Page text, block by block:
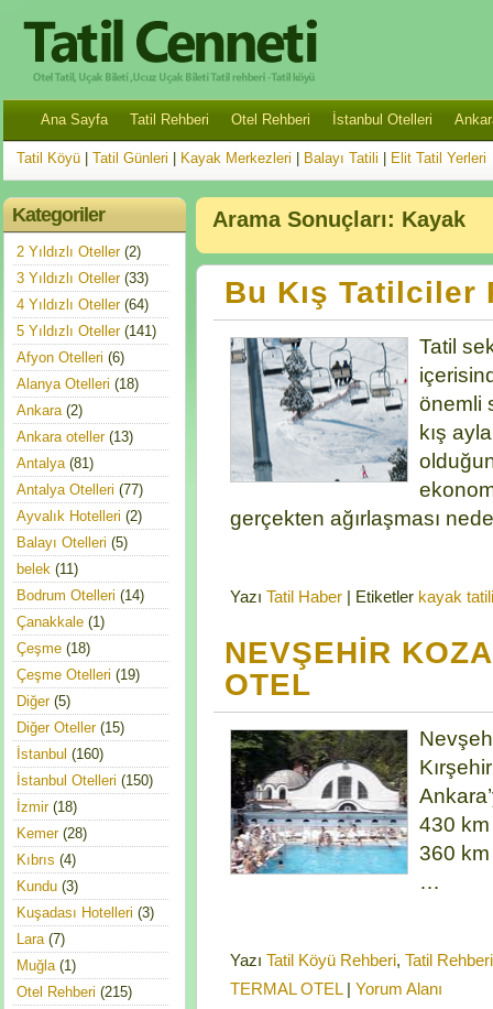
Ana Sayfa Tatil Rehberi Otel Rehberi İstanbul Otelleri
Tatil Köyü Tatil Günleri Kayak Merkezleri Balayı Tatili Elit Tatil Yerleri
Arama Sonuçları: Kayak
Bu Kış
Tatil
önemli
kış
gerçekten ağırlaşması
Yazı Tatil Haber | Etiketler kayak
NEVŞEHİR
OTEL
430
360
…
Yazı Tatil Köyü Rehberi,Tatil Rehberi
TERMAL OTEL | Yorum Alanı
Kategoriler
2 Yıldızlı Oteller(2)
3 Yıldızlı Oteller(33)
4 Yıldızlı Oteller(64)
5 Yıldızlı Oteller(141)
Afyon Otelleri (6)
Alanya Otelleri (18)
Ankara(2)
Ankara oteller(13)
Antalya(81)
Antalya Otelleri (77)
Ayvalık Hotelleri (2)
Balayı Otelleri (5)
belek (11)
Bodrum Otelleri (14)
Çanakkale (1)
Çeşme (18)
Çeşme Otelleri (19)
Diğer(5)
Diğer Oteller(15)
İstanbul (160)
İstanbul Otelleri (150)
İzmir(18)
Kemer(28)
Kıbrıs (4)
Kundu (3)
Kuşadası Hotelleri (3)
Lara(7)
Muğla(1)
Otel Rehberi (215)